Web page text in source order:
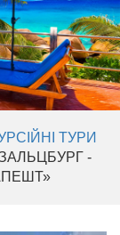
ТУРИ
-